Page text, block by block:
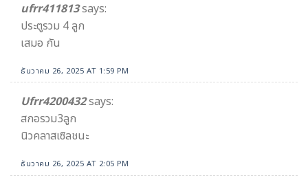
ufrr411813says:
ประตูรวม 4 ลูก
เสมอ กัน
ธันวาคม 26, 2025 AT 1:59 PM
Ufrr4200432says:
สกอรวม3ลูก
นิวคลาสเซิลชนะ
ธันวาคม 26, 2025 AT 2:05 PM